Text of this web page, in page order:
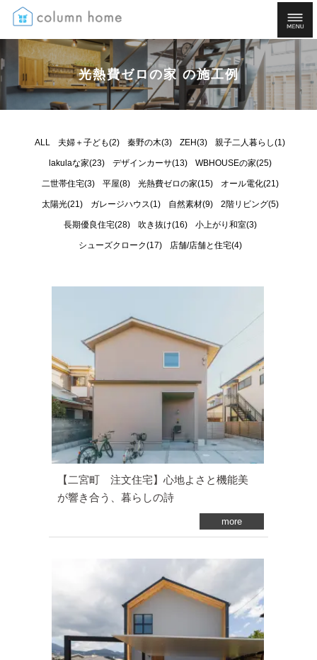
光熱費ゼロの家 の施工例
ALL 夫婦＋子ども(2) 秦野の木(3) ZEH(3) 親子二人暮らし(1)
lakulaな家(23) デザインカーサ(13) WBHOUSEの家(25)
二世帯住宅(3) 平屋(8) 光熱費ゼロの家(15) オール電化(21)
太陽光(21) ガレージハウス(1) 自然素材(9) 2階リビング(5)
長期優良住宅(28) 吹き抜け(16) 小上がり和室(3)
シューズクローク(17) 店舗/店舗と住宅(4)
【二宮町 注文住宅】心地よさと機能美
が響き合う、暮らしの詩
more